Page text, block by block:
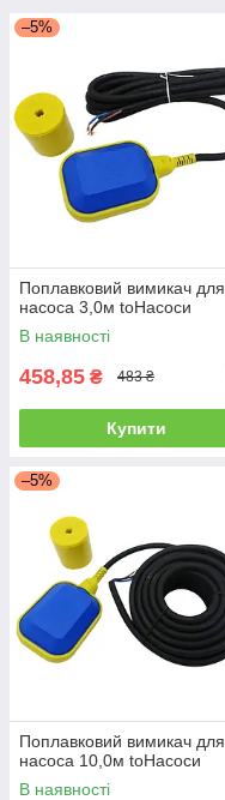
–5%
Поплавковий вимикач для
насоса 3,0м toHacocи
В наявності
458,85 ₴ 483 ₴
Купити
–5%
Поплавковий вимикач для
насоса 10,0м toHacocи
В наявності